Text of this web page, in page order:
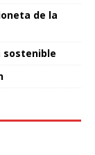
de la
sostenible